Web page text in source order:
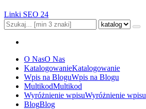
Linki SEO 24
O NasO Nas
KatalogowanieKatalogowanie
Wpis na BloguWpis na Blogu
MultikodMultikod
Wyróżnienie wpisuWyróżnienie wpisu
BlogBlog